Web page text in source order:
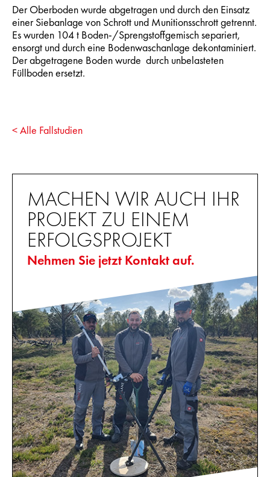
Der Oberboden wurde abgetragen und durch den Einsatz
einer Siebanlage von Schrott und Munitionsschrott getrennt.
Es wurden 104 t Boden-/Sprengstoffgemisch separiert,
ensorgt und durch eine Bodenwaschanlage dekontaminiert.
Der abgetragene Boden wurde durch unbelasteten
Füllboden ersetzt.
< Alle Fallstudien
MACHEN WIR AUCH IHR
PROJEKT ZU EINEM
ERFOLGSPROJEKT
Nehmen Sie jetzt Kontakt auf.